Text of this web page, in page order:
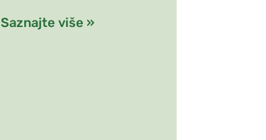
Saznajte više »